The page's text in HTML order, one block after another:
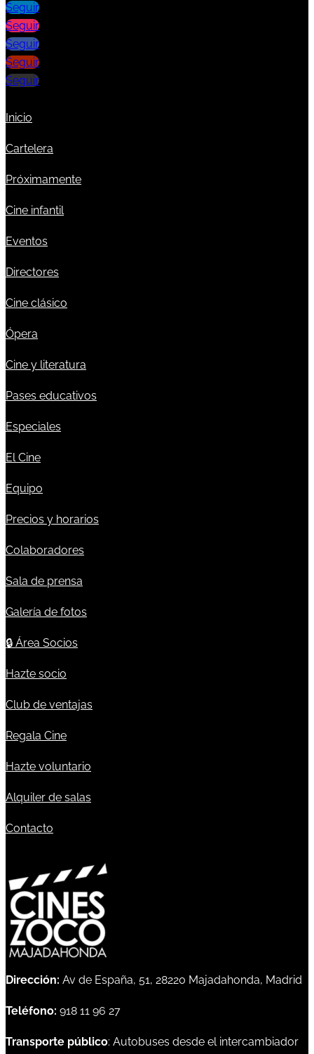
Seguir
Seguir
Seguir
Seguir
Seguir
Inicio
Cartelera
Próximamente
Cine infantil
Eventos
Directores
Cine clásico
Ópera
Cine y literatura
Pases educativos
Especiales
El Cine
Equipo
Precios y horarios
Colaboradores
Sala de prensa
Galería de fotos
🔒 Área Socios
Hazte socio
Club de ventajas
Regala Cine
Hazte voluntario
Alquiler de salas
Contacto
Dirección: Av de España, 51, 28220 Majadahonda, Madrid
Teléfono: 918 11 96 27
Transporte público: Autobuses desde el intercambiador